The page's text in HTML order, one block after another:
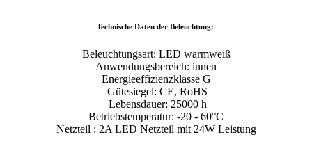
Technische Daten der Beleuchtung:
Beleuchtungsart: LED warmweiß
Anwendungsbereich: innen
Energieeffizienzklasse G
Gütesiegel: CE, RoHS
Lebensdauer: 25000 h
Betriebstemperatur: -20 - 60°C
Netzteil : 2A LED Netzteil mit 24W Leistung